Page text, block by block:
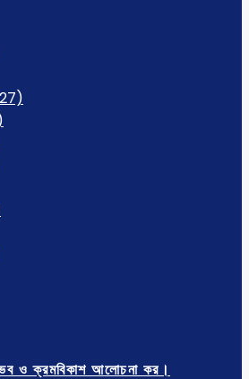
ও ক্রমবিকাশ আলোচনা কর।